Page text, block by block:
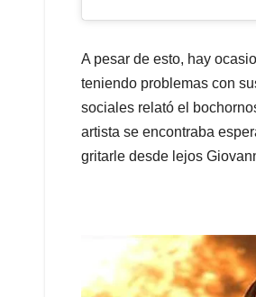
A pesar de esto, hay
teniendo problemas con
sociales relató el
artista se encontraba
gritarle desde lejos